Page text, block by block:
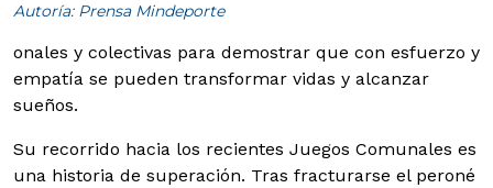
Autoría: Prensa Mindeporte
onales y colectivas para demostrar que con esfuerzo y
empatía se pueden transformar vidas y alcanzar
sueños.
Su recorrido hacia los recientes Juegos Comunales es
una historia de superación. Tras fracturarse el peroné